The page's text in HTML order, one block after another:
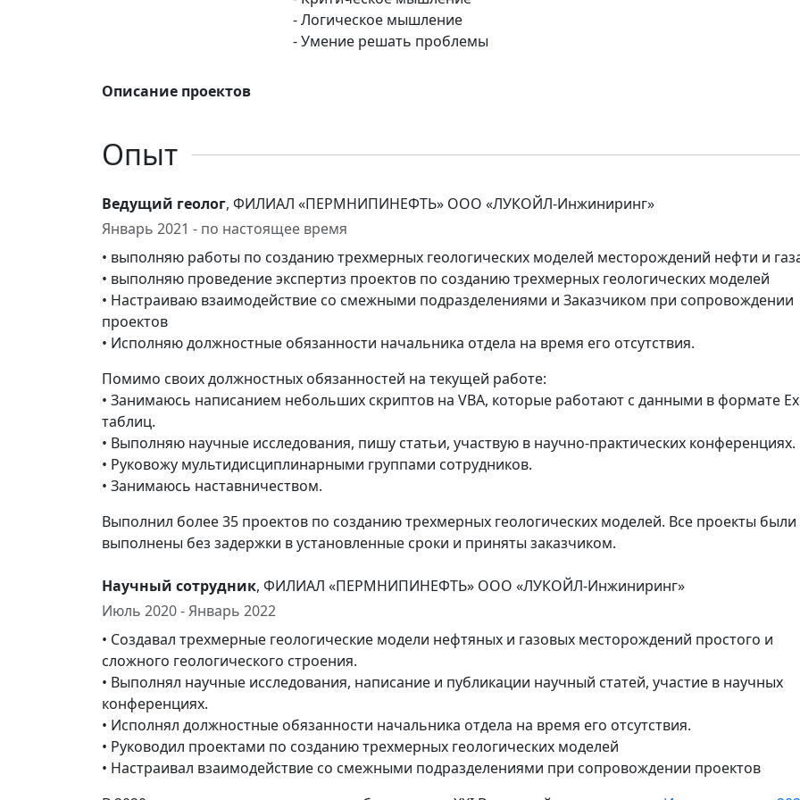
- Логическое мышление
- Умение решать проблемы
Описание проектов
Опыт
Ведущий геолог, ФИЛИАЛ «ПЕРМНИПИНЕФТЬ» ООО «ЛУКОЙЛ-Инжиниринг»
Январь 2021 - по настоящее время
• выполняю работы по созданию трехмерных геологических моделей месторождений нефти и
• выполняю проведение экспертиз проектов по созданию трехмерных геологических моделей
• Настраиваю взаимодействие со смежными подразделениями и Заказчиком при сопровождении
проектов
• Исполняю должностные обязанности начальника отдела на время его отсутствия.
Помимо своих должностных обязанностей на текущей работе:
• Занимаюсь написанием небольших скриптов на VBA, которые работают с данными в формате
таблиц.
• Выполняю научные исследования, пишу статьи, участвую в научно-практических конференциях.
• Руковожу мультидисциплинарными группами сотрудников.
• Занимаюсь наставничеством.
Выполнил более 35 проектов по созданию трехмерных геологических моделей. Все проекты были
выполнены без задержки в установленные сроки и приняты заказчиком.
Научный сотрудник, ФИЛИАЛ «ПЕРМНИПИНЕФТЬ» ООО «ЛУКОЙЛ-Инжиниринг»
Июль 2020 - Январь 2022
• Создавал трехмерные геологические модели нефтяных и газовых месторождений простого и
сложного геологического строения.
• Выполнял научные исследования, написание и публикации научный статей, участие в научных
конференциях.
• Исполнял должностные обязанности начальника отдела на время его отсутствия.
• Руководил проектами по созданию трехмерных геологических моделей
• Настраивал взаимодействие со смежными подразделениями при сопровождении проектов